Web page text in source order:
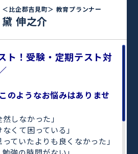
＜比企郡吉見町＞ 教育プランナー
黛 伸之介
ト！受験・定期テスト対
のようなお悩みはありませ
しなかった」
くて困っている」
っていたよりも良くなかった」